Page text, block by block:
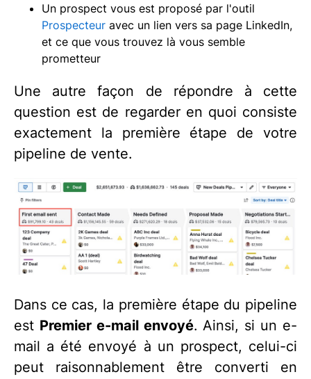
Un prospect vous est proposé par l'outil
Prospecteur avec un lien vers sa page LinkedIn,
et ce que vous trouvez là vous semble
prometteur
Une autre façon de répondre à cette
question est de regarder en quoi consiste
exactement la première étape de votre
pipeline de vente.
Dans ce cas, la première étape du pipeline
est Premier e-mail envoyé. Ainsi, si un e-
mail a été envoyé à un prospect, celui-ci
peut raisonnablement être converti en